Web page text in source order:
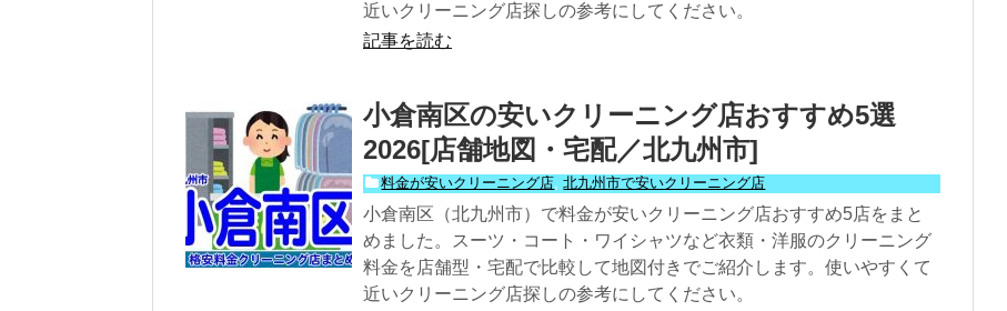
近いクリーニング店探しの参考にしてください。
記事を読む
小倉南区の安いクリーニング店おすすめ5選
2026[店舗地図・宅配／北九州市]
料金が安いクリーニング店,北九州市で安いクリーニング店
小倉南区（北九州市）で料金が安いクリーニング店おすすめ5店をまと
めました。スーツ・コート・ワイシャツなど衣類・洋服のクリーニング
料金を店舗型・宅配で比較して地図付きでご紹介します。使いやすくて
近いクリーニング店探しの参考にしてください。